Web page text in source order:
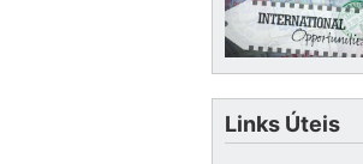
Links Úteis